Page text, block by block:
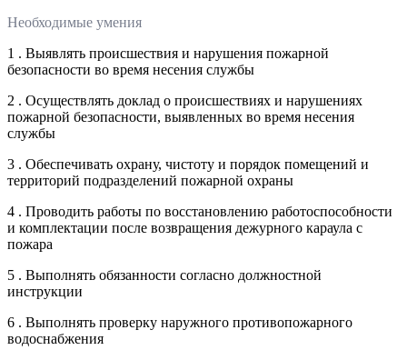
Необходимые умения
1 . Выявлять происшествия и нарушения пожарной
безопасности во время несения службы
2 . Осуществлять доклад о происшествиях и нарушениях
пожарной безопасности, выявленных во время несения
службы
3 . Обеспечивать охрану, чистоту и порядок помещений и
территорий подразделений пожарной охраны
4 . Проводить работы по восстановлению работоспособности
и комплектации после возвращения дежурного караула с
пожара
5 . Выполнять обязанности согласно должностной
инструкции
6 . Выполнять проверку наружного противопожарного
водоснабжения